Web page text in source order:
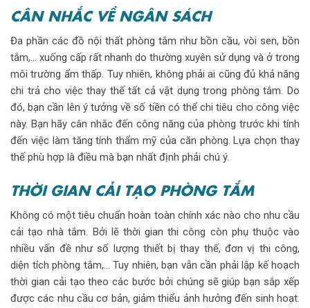
CÂN NHẮC VỀ NGÂN SÁCH
Đa phần các đồ nội thất phòng tắm như bồn cầu, vòi sen, bồn
tắm,… xuống cấp rất nhanh do thường xuyên sử dụng và ở trong
môi trường ẩm thấp. Tuy nhiên, không phải ai cũng đủ khả năng
chi trả cho việc thay thế tất cả vật dụng trong phòng tắm. Do
đó, bạn cần lên ý tưởng về số tiền có thể chi tiêu cho công việc
này. Bạn hãy cân nhắc đến công năng của phòng trước khi tính
đến việc làm tăng tính thẩm mỹ của căn phòng. Lựa chọn thay
thế phù hợp là điều mà bạn nhất định phải chú ý.
THỜI GIAN CẢI TẠO PHÒNG TẮM
Không có một tiêu chuẩn hoàn toàn chính xác nào cho nhu cầu
cải tạo nhà tắm. Bởi lẽ thời gian thi công còn phụ thuộc vào
nhiều vấn đề như số lượng thiết bị thay thế, đơn vị thi công,
diện tích phòng tắm,… Tuy nhiên, bạn vẫn cần phải lập kế hoạch
thời gian cải tạo theo các bước bởi chúng sẽ giúp bạn sắp xếp
được các nhu cầu cơ bản, giảm thiểu ảnh hưởng đến sinh hoạt.